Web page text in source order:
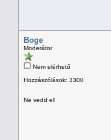
Boge
Moderátor
Nem elérhető
Hozzászólások: 3300
Ne vedd el!